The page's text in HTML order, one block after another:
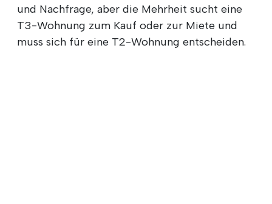
und Nachfrage, aber die Mehrheit sucht eine
T3-Wohnung zum Kauf oder zur Miete und
muss sich für eine T2-Wohnung entscheiden.